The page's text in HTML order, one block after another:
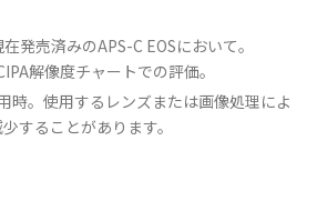
発売済みのAPS-C EOSにおいて。
解像度チャートでの評価。
時。使用するレンズまたは画像処理によ
することがあります。